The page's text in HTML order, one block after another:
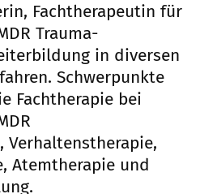
Fachtherapeutin für
Trauma-
in diversen
Schwerpunkte
Fachtherapie bei
Verhaltenstherapie,
Atemtherapie und